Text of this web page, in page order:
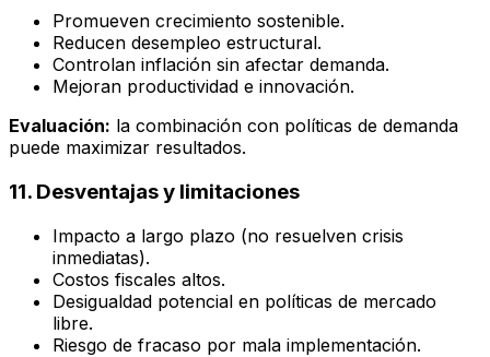
Promueven crecimiento sostenible.
Reducen desempleo estructural.
Controlan inflación sin afectar demanda.
Mejoran productividad e innovación.
Evaluación: la combinación con políticas de demanda
puede maximizar resultados.
11. Desventajas y limitaciones
Impacto a largo plazo (no resuelven crisis
inmediatas).
Costos fiscales altos.
Desigualdad potencial en políticas de mercado
libre.
Riesgo de fracaso por mala implementación.